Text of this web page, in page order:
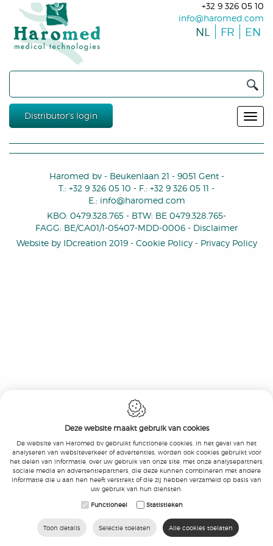
+32 9 326 05 10
info@haromed.com
NL FR EN
Distributor's login
Haromed bv- Beukenlaan 21 - 9051 Gent-
T.: +32 9 326 05 10 - F.: +32 9 326 05 11 -
E.: info@haromed.com
KBO: 0479.328.765 - BTW: BE 0479.328.765-
FAGG: BE/CA01/1-05407-MDD-0006 - Disclaimer
Website byIDcreation 2019 - Cookie Policy - Privacy Policy
Deze website maakt gebruik van cookies
De website van Haromed bv gebruikt functionele cookies. In het geval van het
analyseren van websiteverkeer of advertenties, worden ook cookies gebruikt voor
het delen van informatie, over uw gebruik van onze site, met onze analysepartners,
sociale media en advertentiepartners, die deze kunnen combineren met andere
informatie die u aan hen heeft verstrekt of die zij hebben verzameld op basis van
uw gebruik van hun diensten.
Functioneel Statistieken
Toon details Selectie toelaten Alle cookies toelaten